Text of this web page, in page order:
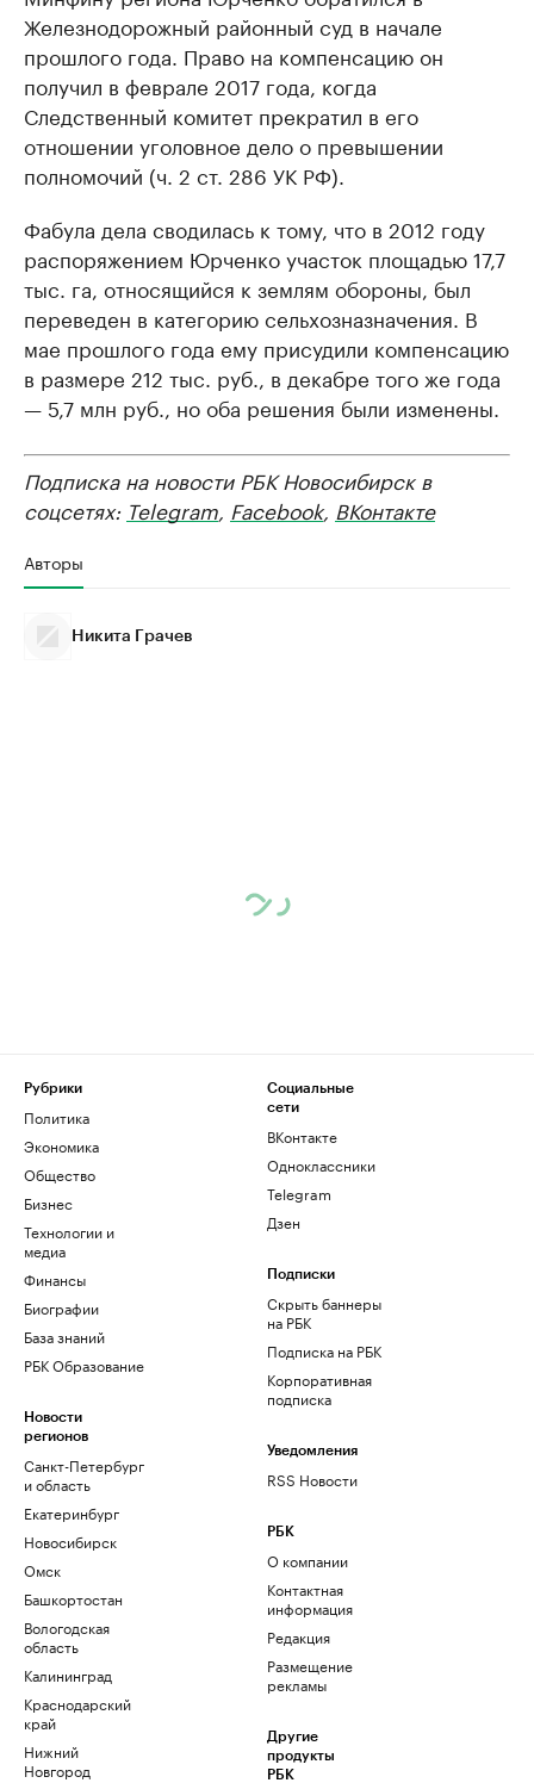
Железнодорожный районный суд в начале
прошлого года. Право на компенсацию он
получил в феврале 2017 года, когда
Следственный комитет прекратил в его
отношении уголовное дело о превышении
полномочий (ч. 2 ст. 286 УК РФ).
Фабула дела сводилась к тому, что в 2012 году
распоряжением Юрченко участок площадью 17,7
тыс. га, относящийся к землям обороны, был
переведен в категорию сельхозназначения. В
мае прошлого года ему присудили компенсацию
в размере 212 тыс. руб., в декабре того же года
— 5,7 млн руб., но оба решения были изменены.
Подписка на новости РБК Новосибирск в
соцсетях: Telegram Facebook, ВКонтакте
Авторы
Никита Грачев
Рубрики
Политика
Экономика
Общество
Бизнес
Технологии и
медиа
Финансы
Биографии
База знаний
РБК Образование
Новости
регионов
Санкт-Петербург
и область
Екатеринбург
Новосибирск
Омск
Башкортостан
Вологодская
область
Калининград
Краснодарский
край
Нижний
Новгород
Социальные
сети
ВКонтакте
Одноклассники
Telegram
Дзен
Подписки
Скрыть баннеры
на РБК
Подписка на РБК
Корпоративная
подписка
Уведомления
RSS Новости
РБК
О компании
Контактная
информация
Редакция
Размещение
рекламы
Другие
продукты
РБК